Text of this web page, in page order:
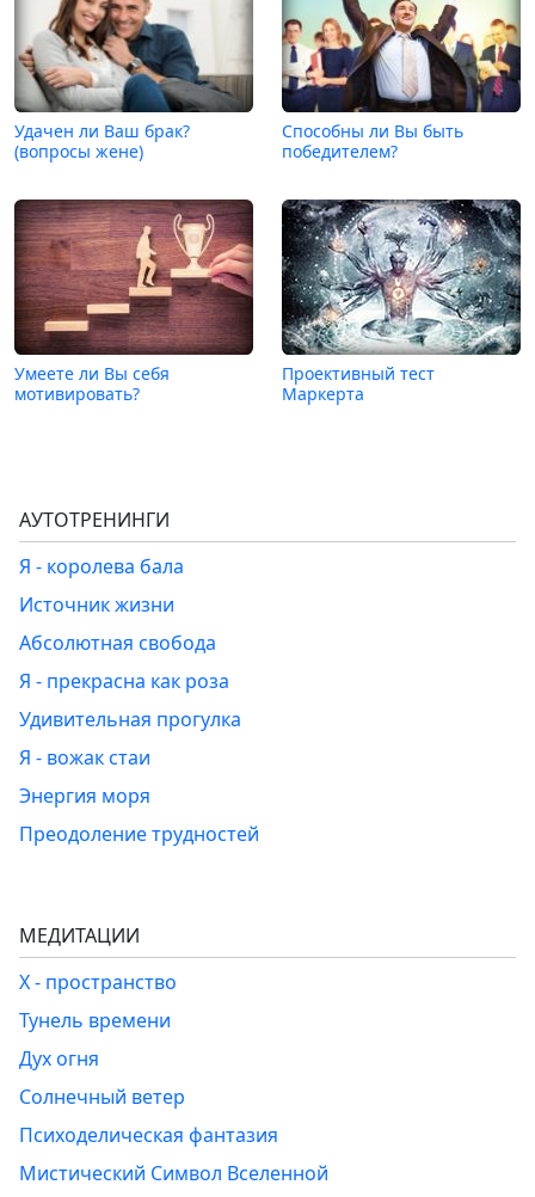
Удачен ли Ваш брак?
(вопросы жене)
Способны ли Вы быть
победителем?
Умеете ли Вы себя
мотивировать?
Проективный тест
Маркерта
АУТОТРЕНИНГИ
Я - королева бала
Источник жизни
Абсолютная свобода
Я - прекрасна как роза
Удивительная прогулка
Я - вожак стаи
Энергия моря
Преодоление трудностей
МЕДИТАЦИИ
Х - пространство
Тунель времени
Дух огня
Солнечный ветер
Психоделическая фантазия
Мистический Символ Вселенной